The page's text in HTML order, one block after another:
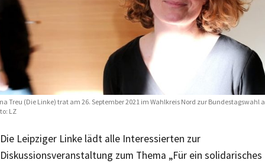
Treu (Die Linke) trat am 26. September 2021 im Wahlkreis Nord zur Bundestagswahl
LZ
Die Leipziger Linke lädt alle Interessierten zur
Diskussionsveranstaltung zum Thema „Für ein solidarisches